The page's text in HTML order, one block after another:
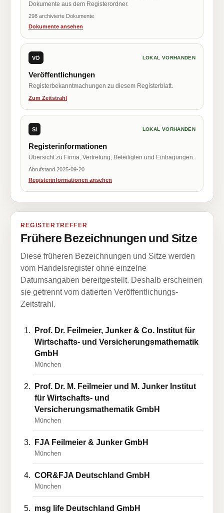
Dokumente aus dem Registerordner.
298 archivierte Dokumente
Dokumente ansehen
VÖ LOKAL VORHANDEN
Veröffentlichungen
Registerbekanntmachungen zu diesem Registerblatt.
Zum Zeitstrahl
SI LOKAL VORHANDEN
Registerinformationen
Übersicht zu Firma, Vertretung, Beteiligten und Eintragungen.
Abrufstand 2025-09-20
Registerinformationen ansehen
REGISTERTREFFER
Frühere Bezeichnungen und Sitze
Diese früheren Bezeichnungen und Sitze werden
vom Handelsregister ohne einzelne
Datumsangaben bereitgestellt. Deshalb erscheinen
sie getrennt vom datierten Veröffentlichungs-
Zeitstrahl.
Prof. Dr. Feilmeier, Junker & Co. Institut für
Wirtschafts- und Versicherungsmathematik
GmbH
München
Prof. Dr. M. Feilmeier und M. Junker Institut
für Wirtschafts- und
Versicherungsmathematik GmbH
München
FJA Feilmeier & Junker GmbH
München
COR&FJA Deutschland GmbH
München
msg life Deutschland GmbH